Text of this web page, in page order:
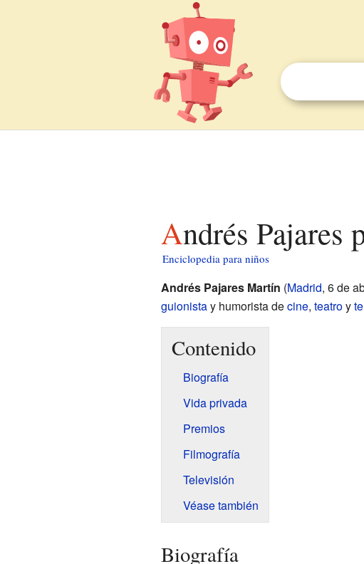
Andrés Pajares
Enciclopedia para niños
Andrés Pajares Martín (Madrid, 6 de
guionistay humorista decine, teatroy
Contenido
Biografía
Vida privada
Premios
Filmografía
Televisión
Véase también
Biografía